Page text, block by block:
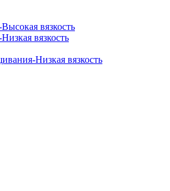
вязкость
вязкость
Низкая вязкость